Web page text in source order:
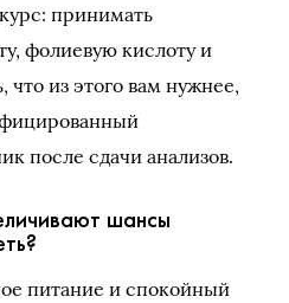
принимать
фолиевую кислоту и
из этого вам нужнее,
после сдачи анализов.
шансы
питание и спокойный